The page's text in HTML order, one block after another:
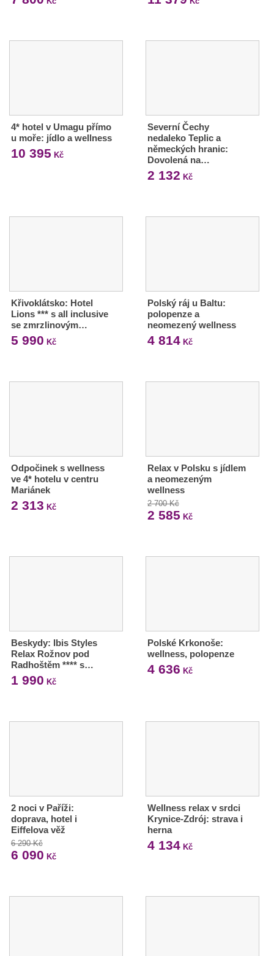
4* hotel v Umagu přímo
u moře: jídlo a wellness
10 395 Kč
Severní Čechy
nedaleko Teplic a
německých hranic:
Dovolená na…
2 132 Kč
Křivoklátsko: Hotel
Lions *** s all inclusive
se zmrzlinovým…
5 990 Kč
Polský ráj u Baltu:
polopenze a
neomezený wellness
4 814Kč
Odpočinek s wellness
ve 4* hotelu v centru
Mariánek
2 313 Kč
Relax v Polsku s jídlem
a neomezeným
wellness
2 700 Kč
2 585 Kč
Beskydy: Ibis Styles
Relax Rožnov pod
Radhoštěm **** s…
1 990 Kč
Polské Krkonoše:
wellness, polopenze
4 636 Kč
2 noci v Paříži:
doprava, hotel i
Eiffelova věž
6 290 Kč
6 090 Kč
Wellness relax v srdci
Krynice-Zdrój: strava i
herna
4 134Kč